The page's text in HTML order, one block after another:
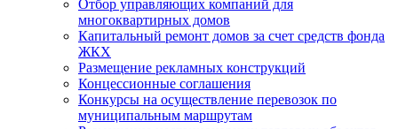
Отбор управляющих компаний для
многоквартирных домов
Капитальный ремонт домов за счет средств фонда
ЖКХ
Размещение рекламных конструкций
Концессионные соглашения
Конкурсы на осуществление перевозок по
муниципальным маршрутам